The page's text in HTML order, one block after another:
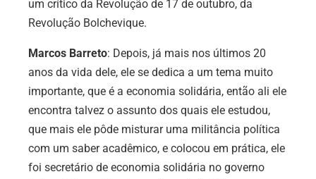
um crítico da Revolução de 17 de outubro, da
Revolução Bolchevique.
Marcos Barreto: Depois, já mais nos últimos 20
anos da vida dele, ele se dedica a um tema muito
importante, que é a economia solidária, então ali ele
encontra talvez o assunto dos quais ele estudou,
que mais ele pôde misturar uma militância política
com um saber acadêmico, e colocou em prática, ele
foi secretário de economia solidária no governo